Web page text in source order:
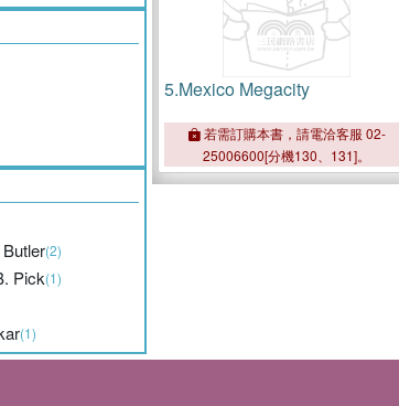
(2)
Pick(1)
(1)
5.Mexico Megacity
若需訂購本書，請電洽客服 02-
25006600[分機130、131]。